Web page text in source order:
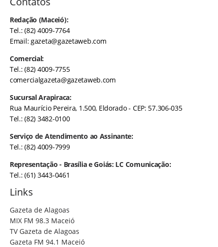
Redação (Maceió):
Tel.: (82) 4009-7764
Email:gazeta@gazetaweb.com
Comercial:
Tel.: (82) 4009-7755
comercialgazeta@gazetaweb.com
Sucursal Arapiraca:
Rua Maurício Pereira, 1.500, Eldorado - CEP: 57.306-035
Tel.: (82) 3482-0100
Serviço de Atendimento ao Assinante:
Tel.: (82) 4009-7999
Representação - Brasília e Goiás: LC Comunicação:
Tel.: (61) 3443-0461
Links
Gazeta de Alagoas
MIX FM 98.3 Maceió
TV Gazeta de Alagoas
Gazeta FM 94.1 Maceió